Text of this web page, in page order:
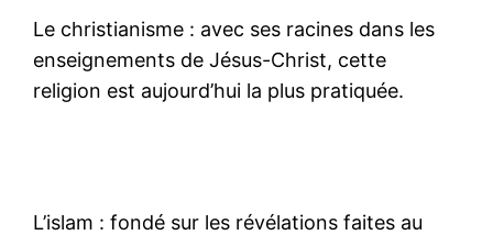
Le christianisme : avec ses racines dans les
enseignements de Jésus-Christ, cette
religion est aujourd’hui la plus pratiquée.
L’islam : fondé sur les révélations faites au